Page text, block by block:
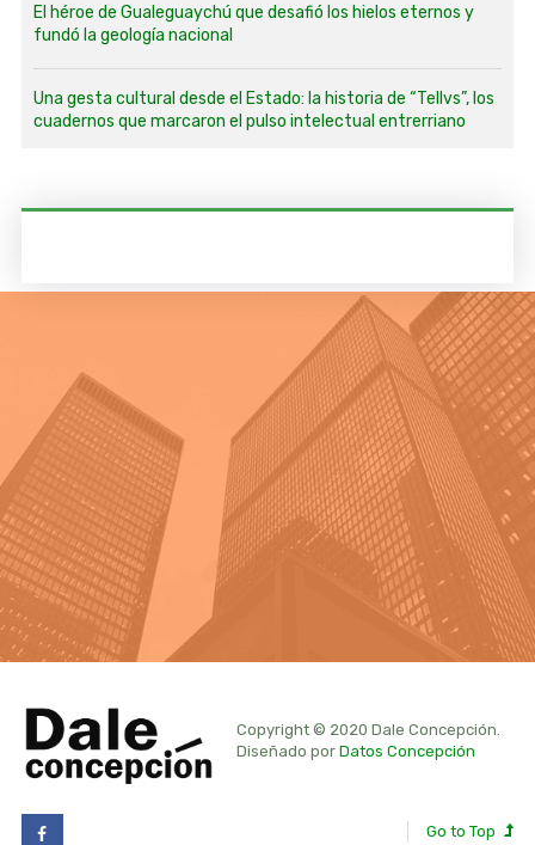
El héroe de Gualeguaychú que desafió los hielos eternos y
fundó la geología nacional
Una gesta cultural desde el Estado: la historia de “Tellvs”, los
cuadernos que marcaron el pulso intelectual entrerriano
Copyright © 2020 Dale Concepción.
Diseñado por Datos Concepción
Go to Top